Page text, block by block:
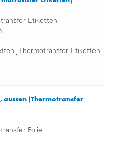
Etiketten
, Thermotransfer Etiketten
aussen (Thermotransfer
Folie